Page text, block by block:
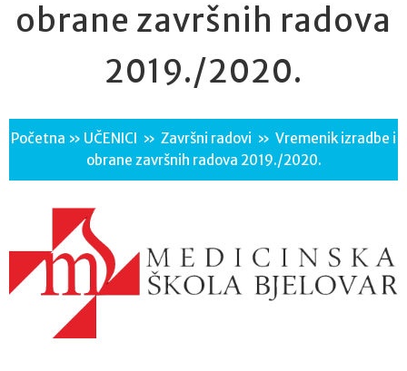
obrane završnih radova
2019./2020.
Početna » UČENICI » Završni radovi » Vremenik izradbe i
obrane završnih radova 2019./2020.